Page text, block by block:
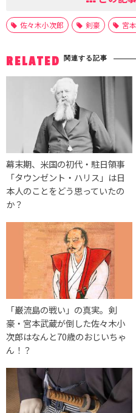
佐々木小次郎 剣豪 宮
RELATED 関連する記事
幕末期、米国の初代・駐日領事
「タウンゼント・ハリス」は日
本人のことをどう思っていたの
か？
「巌流島の戦い」の真実。剣
豪・宮本武蔵が倒した佐々木小
次郎はなんと70歳のおじいちゃ
ん！？